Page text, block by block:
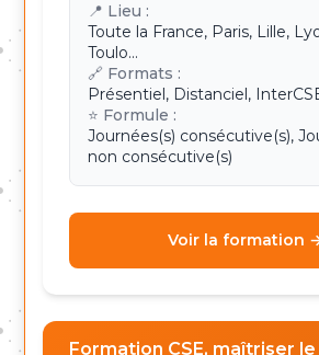
📍 Lieu :
Toute la France, Paris, Lille,
Toulo...
🔗 Formats :
Présentiel, Distanciel,
⭐ Formule :
Journées(s) consécutive(s),
non consécutive(s)
Voir la formation
Formation CSE, maîtriser